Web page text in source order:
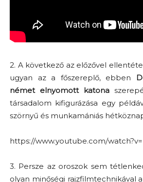
2. A következő az előzővel
ugyan az a főszereplő, ebben
német elnyomott katona
társadalom kifigurázása egy
szörnyű és munkamániás
https://www.youtube.com/
3. Persze az oroszok sem
olyan minőségi rajzfilmtechnikával